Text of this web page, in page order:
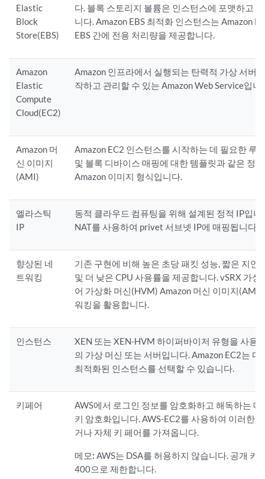
Elastic
Block
Store(EBS)
다. 블록 스토리지 볼륨은 인스턴스에 포맷하고
니다. Amazon EBS 최적화 인스턴스는 Amazon
EBS 간에 전용 처리량을 제공합니다.
Amazon
Elastic
Compute
Cloud(EC2)
Amazon 인프라에서 실행되는 탄력적 가상 서버
작하고 관리할 수 있는 Amazon Web Service입니
Amazon 머
신 이미지
(AMI)
Amazon EC2 인스턴스를 시작하는 데 필요한 루
및 블록 디바이스 매핑에 대한 템플릿과 같은 정
Amazon 이미지 형식입니다.
엘라스틱
IP
동적 클라우드 컴퓨팅을 위해 설계된 정적 IP입니
NAT를 사용하여 privet 서브넷 IP에 매핑됩니다.
향상된 네
트워킹
기존 구현에 비해 높은 초당 패킷 성능, 짧은 지연
및 더 낮은 CPU 사용률을 제공합니다. vSRX 가
어 가상화 머신(HVM) Amazon 머신 이미지(AMI)
워킹을 활용합니다.
인스턴스
XEN 또는 XEN-HVM 하이퍼바이저 유형을 사용
의 가상 머신 또는 서버입니다. Amazon EC2는
최적화된 인스턴스를 선택할 수 있습니다.
키페어
AWS에서 로그인 정보를 암호화하고 해독하는
키 암호화입니다. AWS-EC2를 사용하여 이러한
거나 자체 키 페어를 가져옵니다.
메모: AWS는 DSA를 허용하지 않습니다. 공개 키
400으로 제한합니다.